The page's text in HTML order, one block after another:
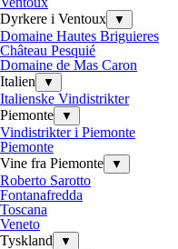
Dyrkere i Ventoux
▼
Domaine Hautes Briguieres
Château Pesquié
Domaine de Mas Caron
Italien
▼
Italienske Vindistrikter
Piemonte
▼
Vindistrikter i Piemonte
Piemonte
Vine fra Piemonte
▼
Roberto Sarotto
Fontanafredda
Toscana
Veneto
Tyskland
▼